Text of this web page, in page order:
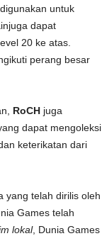
untuk
dapat
20 ke atas.
perang besar
RoCHjuga
dapat mengoleksi
keterikatan dari
yang telah dirilis oleh
Games telah
lokal, Dunia Games